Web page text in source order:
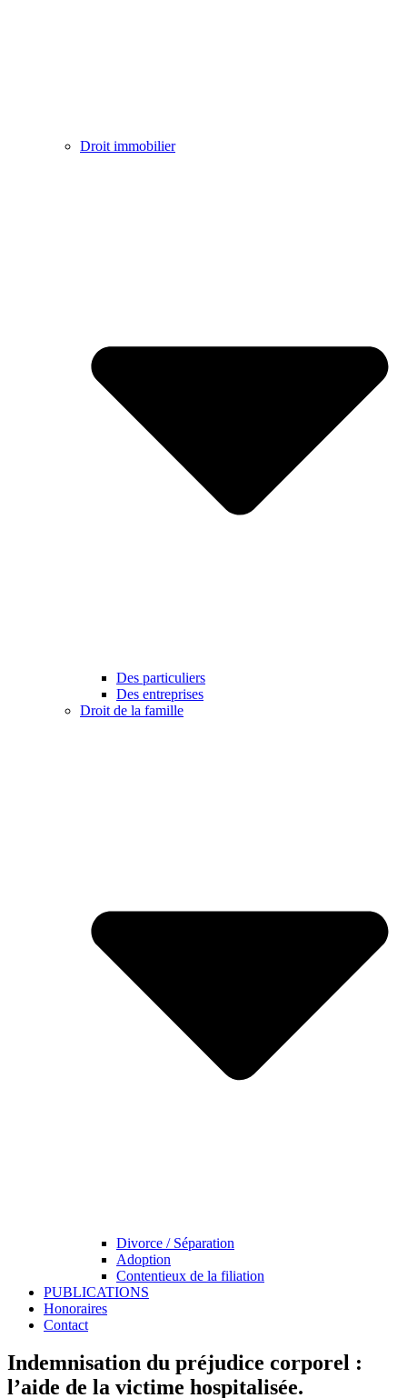
Droit immobilier
Des particuliers
Des entreprises
Droit de la famille
Divorce / Séparation
Adoption
Contentieux de la filiation
PUBLICATIONS
Honoraires
Contact
Indemnisation du préjudice corporel :
l’aide de la victime hospitalisée.